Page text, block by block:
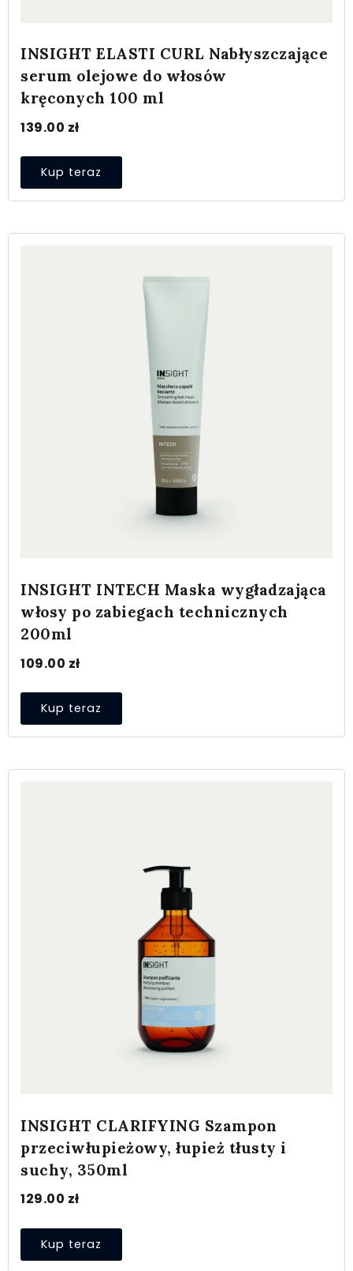
INSIGHT ELASTI CURL Nabłyszczające
serum olejowe do włosów
kręconych 100 ml
139.00 zł
Kup teraz
INSIGHT INTECH Maska wygładzająca
włosy po zabiegach technicznych
200ml
109.00 zł
Kup teraz
INSIGHT CLARIFYING Szampon
przeciwłupieżowy, łupież tłusty i
suchy, 350ml
129.00 zł
Kup teraz